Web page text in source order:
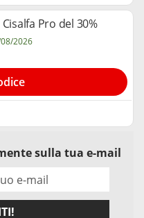
Pro del 30%
2026
sulla tua e-mail